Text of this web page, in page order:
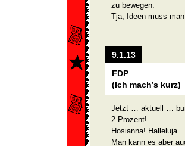
zu bewegen.
Tja, Ideen muss
9.1.13
FDP
(Ich mach’s kurz)
Jetzt … aktuell …
2 Prozent!
Hosianna! Halleluja
Man kann es aber